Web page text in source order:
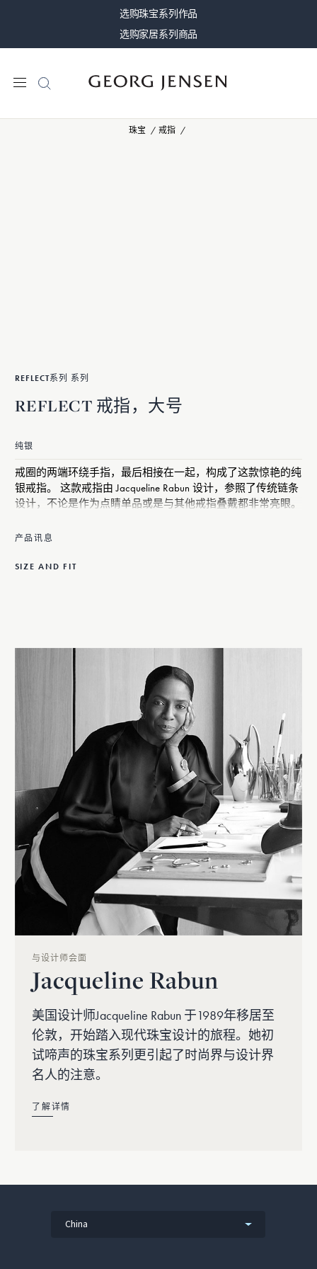
选购珠宝系列作品
选购家居系列商品
珠宝 戒指
REFLECT系列 系列
REFLECT 戒指，大号
纯银
戒圈的两端环绕手指，最后相接在一起，构成了这款惊艳的纯
银戒指。 这款戒指由 Jacqueline Rabun 设计，参照了传统链条
设计，不论是作为点睛单品或是与其他戒指叠戴都非常亮眼。
产品讯息
SIZE AND FIT
与设计师会面
Jacqueline Rabun
美国设计师Jacqueline Rabun 于1989年移居至
伦敦，开始踏入现代珠宝设计的旅程。她初
试啼声的珠宝系列更引起了时尚界与设计界
名人的注意。
了解详情
China